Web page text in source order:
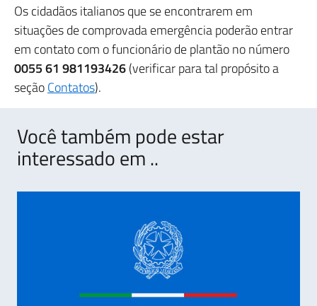
Os cidadãos italianos que se encontrarem em
situações de comprovada emergência poderão entrar
em contato com o funcionário de plantão no número
0055 61 981193426(verificar para tal propósito a
seçãoContatos).
Você também pode estar
interessado em ..